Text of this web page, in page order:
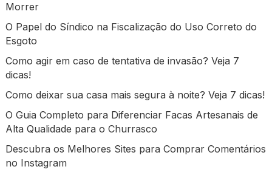
Morrer
O Papel do Síndico na Fiscalização do Uso Correto do
Esgoto
Como agir em caso de tentativa de invasão? Veja 7
dicas!
Como deixar sua casa mais segura à noite? Veja 7 dicas!
O Guia Completo para Diferenciar Facas Artesanais de
Alta Qualidade para o Churrasco
Descubra os Melhores Sites para Comprar Comentários
no Instagram